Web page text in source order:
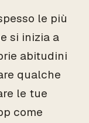
le più
si inizia a
abitudini
qualche
le tue
come